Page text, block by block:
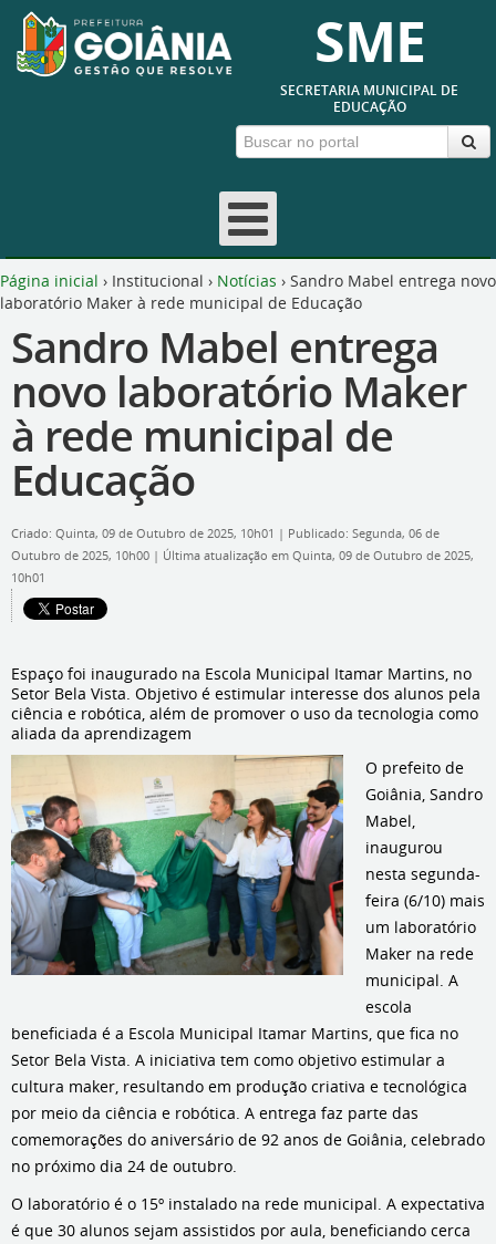
SME
SECRETARIA MUNICIPAL DE
EDUCAÇÃO
Página inicial › Institucional › Notícias › Sandro Mabel entrega novo
laboratório Maker à rede municipal de Educação
Sandro Mabel entrega
novo laboratório Maker
à rede municipal de
Educação
Criado: Quinta, 09 de Outubro de 2025, 10h01 | Publicado: Segunda, 06 de
Outubro de 2025, 10h00 | Última atualização em Quinta, 09 de Outubro de 2025,
10h01
Espaço foi inaugurado na Escola Municipal Itamar Martins, no
Setor Bela Vista. Objetivo é estimular interesse dos alunos pela
ciência e robótica, além de promover o uso da tecnologia como
aliada da aprendizagem
O prefeito de
Goiânia, Sandro
Mabel,
inaugurou
nesta segunda-
feira (6/10) mais
um laboratório
Maker na rede
municipal. A
escola
beneficiada é a Escola Municipal Itamar Martins, que fica no
Setor Bela Vista. A iniciativa tem como objetivo estimular a
cultura maker, resultando em produção criativa e tecnológica
por meio da ciência e robótica. A entrega faz parte das
comemorações do aniversário de 92 anos de Goiânia, celebrado
no próximo dia 24 de outubro.
O laboratório é o 15º instalado na rede municipal. A expectativa
é que 30 alunos sejam assistidos por aula, beneficiando cerca